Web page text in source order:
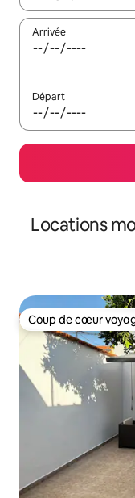
Arrivée
Départ
Locations
Coup de cœur
Coup de cœur